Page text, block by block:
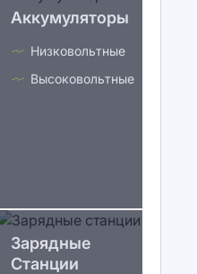
Аккумуляторы
Низковольтные
Высоковольтные
Зарядные
Станции